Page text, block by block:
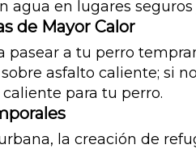
agua en lugares
de Mayor Calor
pasear a tu perro
asfalto caliente; si
para tu perro.
la creación de